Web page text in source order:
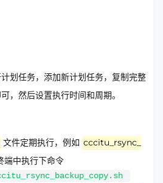
划任务，添加新计划任务，复制完整
，然后设置执行时间和周期。
文件定期执行，例如 cccitu_rsync_
端中执行下命令